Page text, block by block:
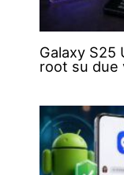
Galaxy S25
root su due